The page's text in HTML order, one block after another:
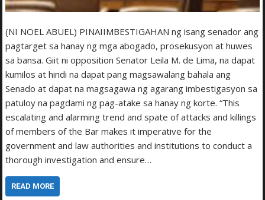
(NI NOEL ABUEL) PINAIIMBESTIGAHAN ng isang senador ang
pagtarget sa hanay ng mga abogado, prosekusyon at huwes
sa bansa. Giit ni opposition Senator Leila M. de Lima, na dapat
kumilos at hindi na dapat pang magsawalang bahala ang
Senado at dapat na magsagawa ng agarang imbestigasyon sa
patuloy na pagdami ng pag-atake sa hanay ng korte. “This
escalating and alarming trend and spate of attacks and killings
of members of the Bar makes it imperative for the
government and law authorities and institutions to conduct a
thorough investigation and ensure…
READ MORE